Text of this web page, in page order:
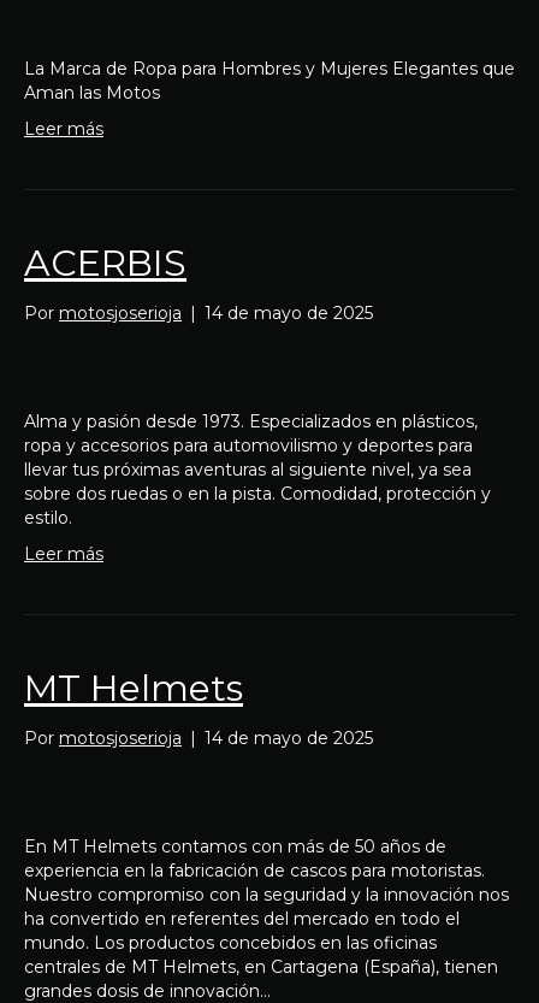
La Marca de Ropa para Hombres y Mujeres Elegantes que
Aman las Motos
Leer más
ACERBIS
Por motosjoserioja | 14 de mayo de 2025
Alma y pasión desde 1973. Especializados en plásticos,
ropa y accesorios para automovilismo y deportes para
llevar tus próximas aventuras al siguiente nivel, ya sea
sobre dos ruedas o en la pista. Comodidad, protección y
estilo.
Leer más
MT Helmets
Por motosjoserioja | 14 de mayo de 2025
En MT Helmets contamos con más de 50 años de
experiencia en la fabricación de cascos para motoristas.
Nuestro compromiso con la seguridad y la innovación nos
ha convertido en referentes del mercado en todo el
mundo. Los productos concebidos en las oficinas
centrales de MT Helmets, en Cartagena (España), tienen
grandes dosis de innovación…